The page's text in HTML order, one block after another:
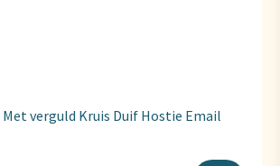
verguld Kruis Duif Hostie Email